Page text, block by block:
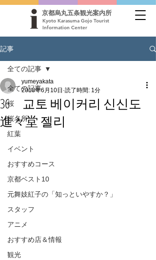
Kyoto Karasuma Gojo Tourist
Information Center
京都烏丸五条観光案内所
記事
全ての記事
桜
桜名所
紅葉
イベント
おすすめコース
京都ベスト10
元舞妓紅子の「知っといやすか？」
スタッフ
アニメ
おすすめ店＆情報
観光
全ての記事
36 교토 베이커리 신신도
進々堂 젤리
yumeyakata
2018年6月10日 読了時間: 1分